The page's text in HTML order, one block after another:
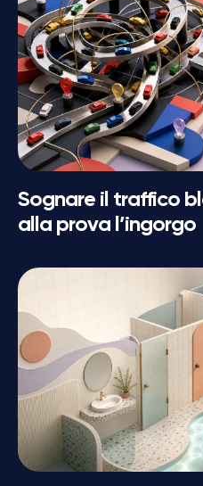
Sognare il traffico
alla prova l’ingorgo